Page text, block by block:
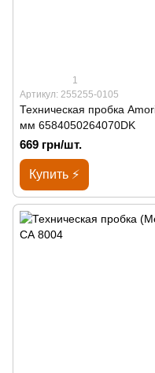
1
Артикул: 255255-0105
Техническая пробка
мм 6584050264070DK
669 грн/шт.
Купить ⚡